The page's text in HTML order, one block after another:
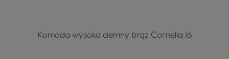
Komoda wysoka ciemny brąz Cornelia I6